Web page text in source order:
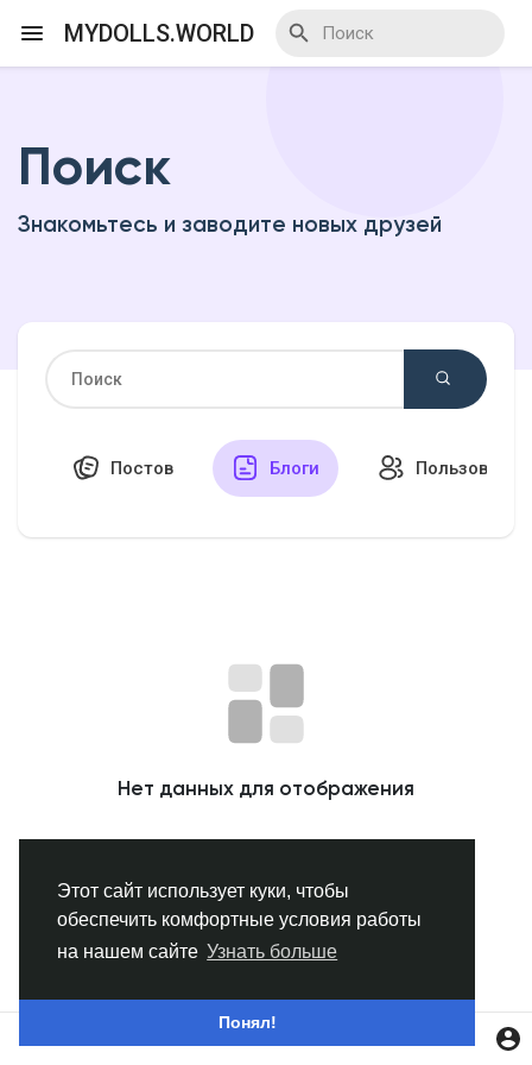
Этот сайт использует куки, чтобы
обеспечить комфортные условия работы
на нашем сайте Узнать больше
Понял!
MYDOLLS.WORLD
Я организатор
Смотреть Базар
Популярные посты
Найти сообщения
Поиск
Знакомьтесь и заводите новых друзей
Постов Блоги
Нет данных для отображения